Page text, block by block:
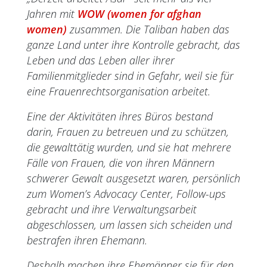
Jahren mit WOW (women for afghan
women) zusammen. Die Taliban haben das
ganze Land unter ihre Kontrolle gebracht, das
Leben und das Leben aller ihrer
Familienmitglieder sind in Gefahr, weil sie für
eine Frauenrechtsorganisation arbeitet.
Eine der Aktivitäten ihres Büros bestand
darin, Frauen zu betreuen und zu schützen,
die gewalttätig wurden, und sie hat mehrere
Fälle von Frauen, die von ihren Männern
schwerer Gewalt ausgesetzt waren, persönlich
zum Women’s Advocacy Center, Follow-ups
gebracht und ihre Verwaltungsarbeit
abgeschlossen, um lassen sich scheiden und
bestrafen ihren Ehemann.